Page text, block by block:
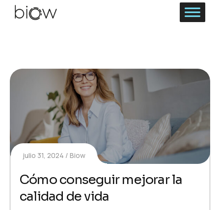
julio 31, 2024 Biow
Cómo conseguir mejorar la
calidad de vida